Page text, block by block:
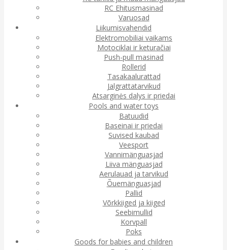
RC Ehitusmasinad
Varuosad
Liikumisvahendid
Elektromobiliai vaikams
Motociklai ir keturačiai
Push-pull masinad
Rollerid
Tasakaalurattad
Jalgrattatarvikud
Atsarginės dalys ir priedai
Pools and water toys
Batuudid
Baseinai ir priedai
Suvised kaubad
Veesport
Vannimänguasjad
Liiva mänguasjad
Aerulauad ja tarvikud
Õuemänguasjad
Pallid
Võrkkiiged ja kiiged
Seebimullid
Korvpall
Poks
Goods for babies and children